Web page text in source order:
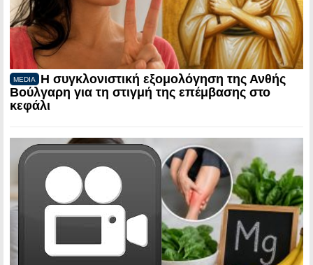
MEDIA
Η συγκλονιστική εξομολόγηση της Ανθής
Βούλγαρη για τη στιγμή της επέμβασης στο
κεφάλι